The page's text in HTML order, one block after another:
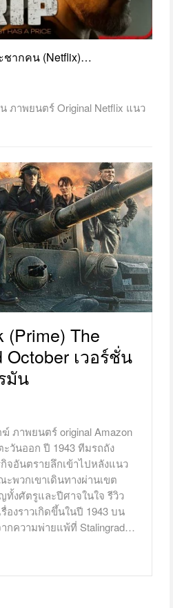
ชากคน (Netflix)…
ภาพยนตร์ Original Netflix แนว
(Prime) The
October เวอร์ชั่น
มัน
ภาพยนตร์ original Amazon
วันออก ปี 1943 ทีมรถถัง
จอันตรายลึกเข้าไปหลังแนว
พวกเขาเดินทางผ่านเขต
ทั้งศัตรูและปีศาจในใจ รีวิว
องราวเกิดขึ้นในปี 1943 บน
กความพ่ายแพ้ที่ Stalingrad…